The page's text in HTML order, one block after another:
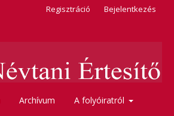
Archívum A folyóiratról
Regisztráció Bejelentkezés